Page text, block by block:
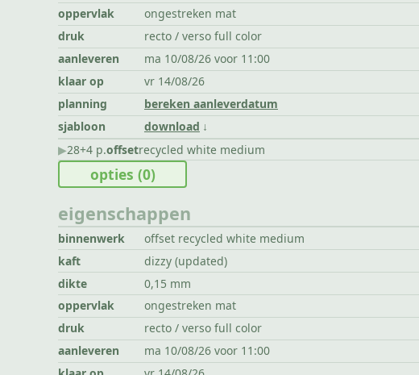
oppervlak
ongestreken mat
druk
recto / verso full color
aanleveren
ma 10/08/26 voor 11:00
klaar op
vr 14/08/26
planning
bereken aanleverdatum
sjabloon
download
▶︎28+4 p.offsetrecycled white medium
eigenschappen
binnenwerk offset recycled white medium
kaft
dizzy (updated)
dikte
0,15 mm
oppervlak
ongestreken mat
druk
recto / verso full color
aanleveren
ma 10/08/26 voor 11:00
opties (0)